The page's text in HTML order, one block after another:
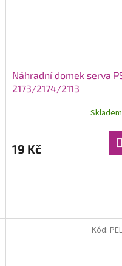
Náhradní domek serva
2173/2174/2113
19 Kč
Kód: